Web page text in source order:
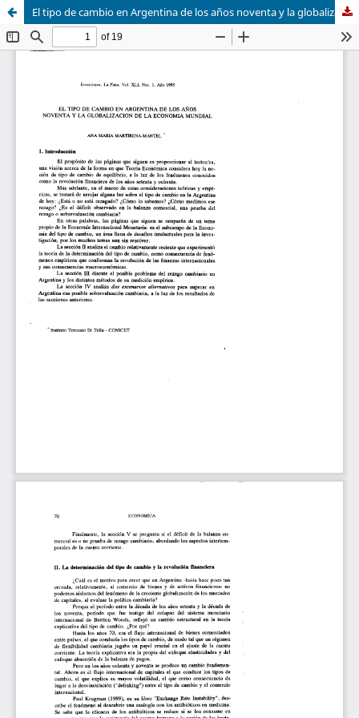
El tipo de cambio en Argentina de los años noventa y la globalización de la economía mundial